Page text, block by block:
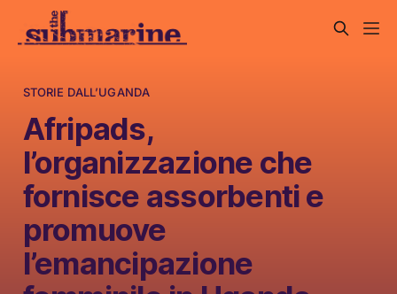
STORIE DALL’UGANDA
Afripads,
l’organizzazione che
fornisce assorbenti e
promuove
l’emancipazione